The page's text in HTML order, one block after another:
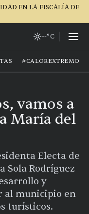
EN LA FISCALÍA DE
--°C
#CALOREXTREMO
vamos a
María del
Electa de
Sola Rodríguez
y
al municipio en
turísticos.